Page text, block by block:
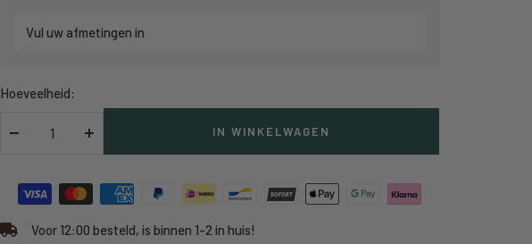
Vul uw afmetingen in
Hoeveelheid:
Verlaag
IN WINKELWAGEN
Voor 12:00 besteld, is binnen 1-2 in huis!